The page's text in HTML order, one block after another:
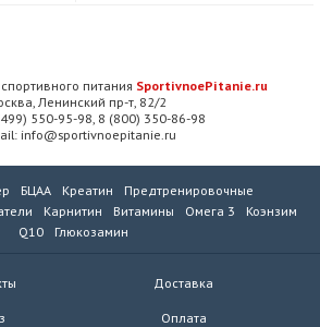
питания SportivnoePitanie.ru
Ленинский пр-т, 82/2
550-95-98, 8 (800) 350-86-98
info@sportivnoepitanie.ru
БЦАА Креатин
Предтренировочные
Карнитин Витамины Омега 3
Коэнзим
Q10
Глюкозамин
Доставка
Оплата